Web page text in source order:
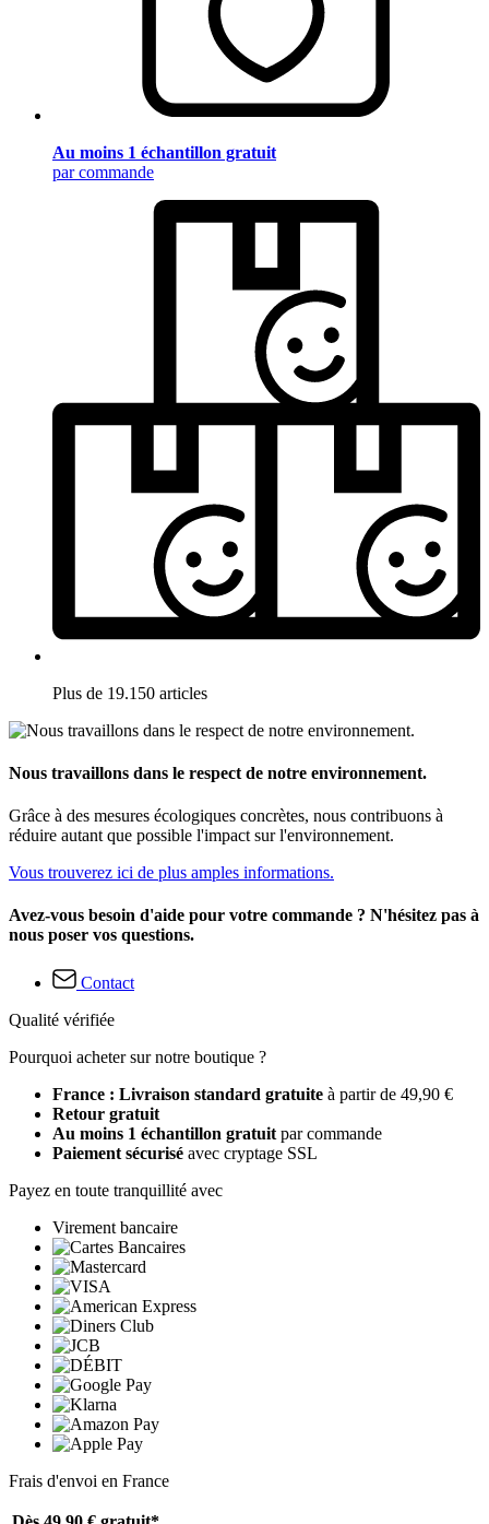
Au moins 1 échantillon gratuit
par commande
Plus de 19.150 articles
Nous travaillons dans le respect de notre environnement.
Grâce à des mesures écologiques concrètes, nous contribuons à
réduire autant que possible l'impact sur l'environnement.
Vous trouverez ici de plus amples informations.
Avez-vous besoin d'aide pour votre commande ? N'hésitez pas à
nous poser vos questions.
Contact
Qualité vérifiée
Pourquoi acheter sur notre boutique ?
France : Livraison standard gratuite à partir de 49,90 €
Retour gratuit
Au moins 1 échantillon gratuit par commande
Paiement sécurisé avec cryptage SSL
Payez en toute tranquillité avec
Virement bancaire
Frais d'envoi en France